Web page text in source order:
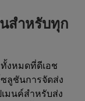
นสําหรับทุก
งหมดที่ดีเอช
ลูชันการจัดส่ง
มนค์สำหรับส่ง